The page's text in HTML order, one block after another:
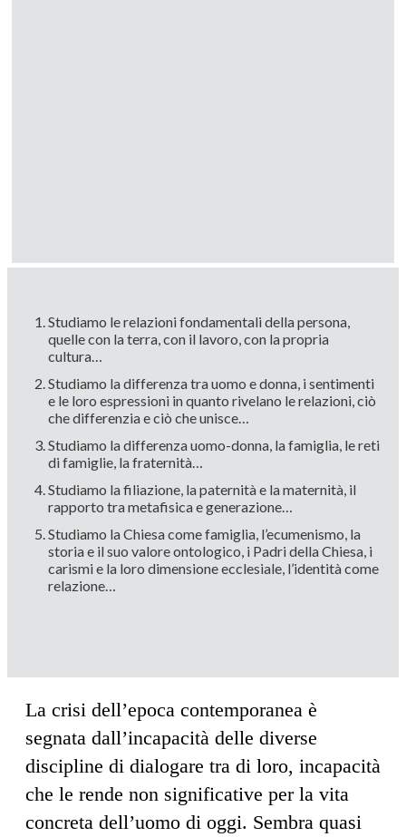
Studiamo le relazioni fondamentali della persona,
quelle con la terra, con il lavoro, con la propria
cultura…
Studiamo la differenza tra uomo e donna, i sentimenti
e le loro espressioni in quanto rivelano le relazioni, ciò
che differenzia e ciò che unisce…
Studiamo la differenza uomo-donna, la famiglia, le reti
di famiglie, la fraternità…
Studiamo la filiazione, la paternità e la maternità, il
rapporto tra metafisica e generazione…
Studiamo la Chiesa come famiglia, l’ecumenismo, la
storia e il suo valore ontologico, i Padri della Chiesa, i
carismi e la loro dimensione ecclesiale, l’identità come
relazione…
La crisi dell’epoca contemporanea è
segnata dall’incapacità delle diverse
discipline di dialogare tra di loro, incapacità
che le rende non significative per la vita
concreta dell’uomo di oggi. Sembra quasi